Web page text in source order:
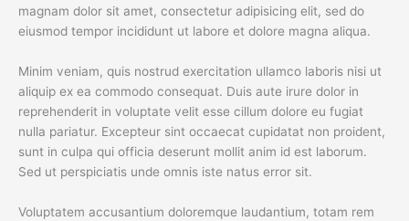
magnam dolor sit amet, consectetur adipisicing elit, sed do
eiusmod tempor incididunt ut labore et dolore magna aliqua.
Minim veniam, quis nostrud exercitation ullamco laboris nisi ut
aliquip ex ea commodo consequat. Duis aute irure dolor in
reprehenderit in voluptate velit esse cillum dolore eu fugiat
nulla pariatur. Excepteur sint occaecat cupidatat non proident,
sunt in culpa qui officia deserunt mollit anim id est laborum.
Sed ut perspiciatis unde omnis iste natus error sit.
Voluptatem accusantium doloremque laudantium, totam rem